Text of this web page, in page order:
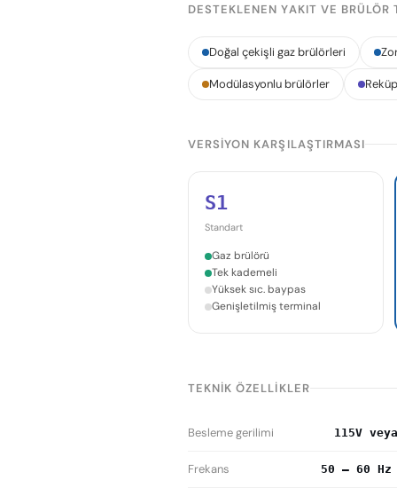
DESTEKLENEN YAKIT VE BRÜLÖR
Doğal çekişli gaz brülörleri
Modülasyonlu brülörler
VERSIYON KARŞILAŞTIRMASI
S1
Standart
Gaz brülörü
Tek kademeli
Yüksek sıc. baypas
Genişletilmiş terminal
TEKNIK ÖZELLIKLER
Besleme gerilimi 115V
Frekans 50 – 60 Hz